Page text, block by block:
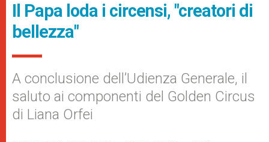
Il Papa loda i circensi, "creatori di
bellezza"
A conclusione dell’Udienza Generale, il
saluto ai componenti del Golden Circus
di Liana Orfei